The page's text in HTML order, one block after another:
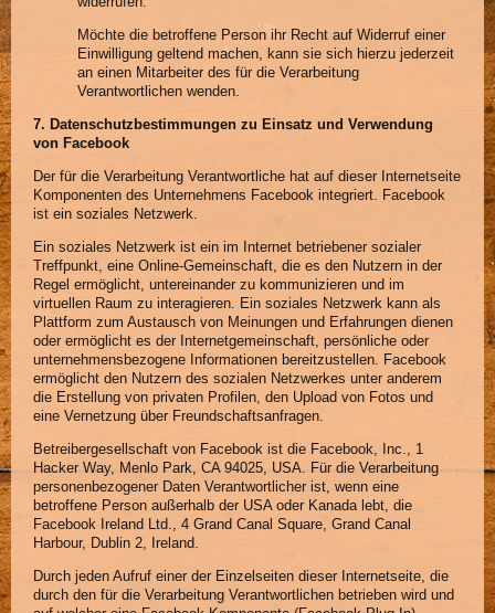
Möchte die betroffene Person ihr Recht auf Widerruf einer
Einwilligung geltend machen, kann sie sich hierzu jederzeit
an einen Mitarbeiter des für die Verarbeitung
Verantwortlichen wenden.
7. Datenschutzbestimmungen zu Einsatz und Verwendung
von Facebook
Der für die Verarbeitung Verantwortliche hat auf dieser Internetseite
Komponenten des Unternehmens Facebook integriert. Facebook
ist ein soziales Netzwerk.
Ein soziales Netzwerk ist ein im Internet betriebener sozialer
Treffpunkt, eine Online-Gemeinschaft, die es den Nutzern in der
Regel ermöglicht, untereinander zu kommunizieren und im
virtuellen Raum zu interagieren. Ein soziales Netzwerk kann als
Plattform zum Austausch von Meinungen und Erfahrungen dienen
oder ermöglicht es der Internetgemeinschaft, persönliche oder
unternehmensbezogene Informationen bereitzustellen. Facebook
ermöglicht den Nutzern des sozialen Netzwerkes unter anderem
die Erstellung von privaten Profilen, den Upload von Fotos und
eine Vernetzung über Freundschaftsanfragen.
Betreibergesellschaft von Facebook ist die Facebook, Inc., 1
Hacker Way, Menlo Park, CA 94025, USA. Für die Verarbeitung
personenbezogener Daten Verantwortlicher ist, wenn eine
betroffene Person außerhalb der USA oder Kanada lebt, die
Facebook Ireland Ltd., 4 Grand Canal Square, Grand Canal
Harbour, Dublin 2, Ireland.
Durch jeden Aufruf einer der Einzelseiten dieser Internetseite, die
durch den für die Verarbeitung Verantwortlichen betrieben wird und